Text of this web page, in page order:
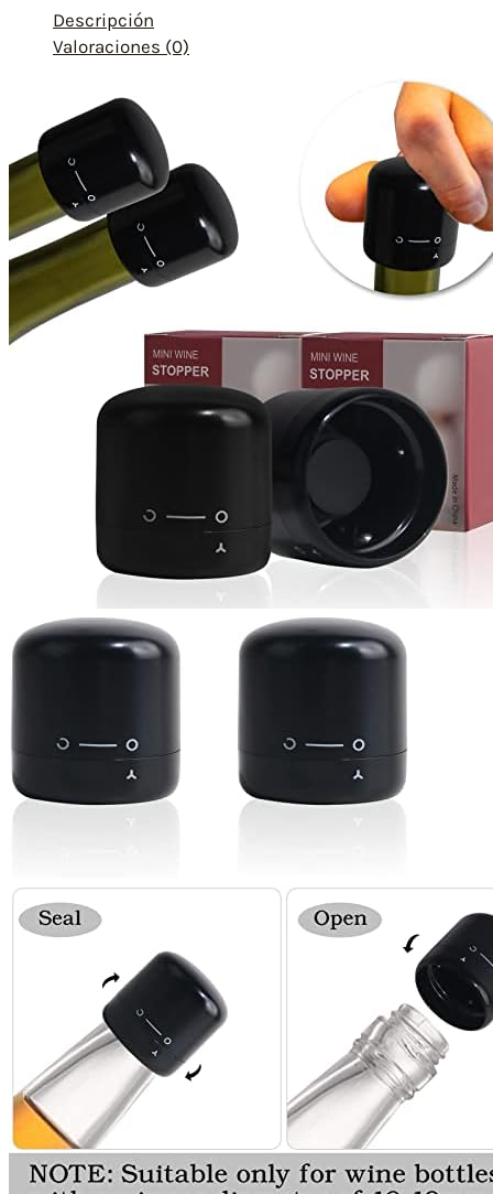
Descripción
Valoraciones (0)